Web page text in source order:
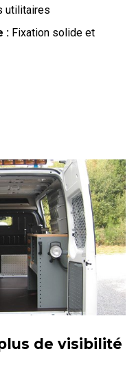
utilitaires
: Fixation solide et
de visibilité